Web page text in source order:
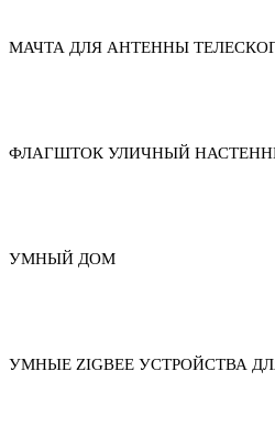
МАЧТА ДЛЯ АНТЕННЫ
ФЛАГШТОК УЛИЧНЫЙ
УМНЫЙ ДОМ
УМНЫЕ ZIGBEE УСТРОЙСТВА